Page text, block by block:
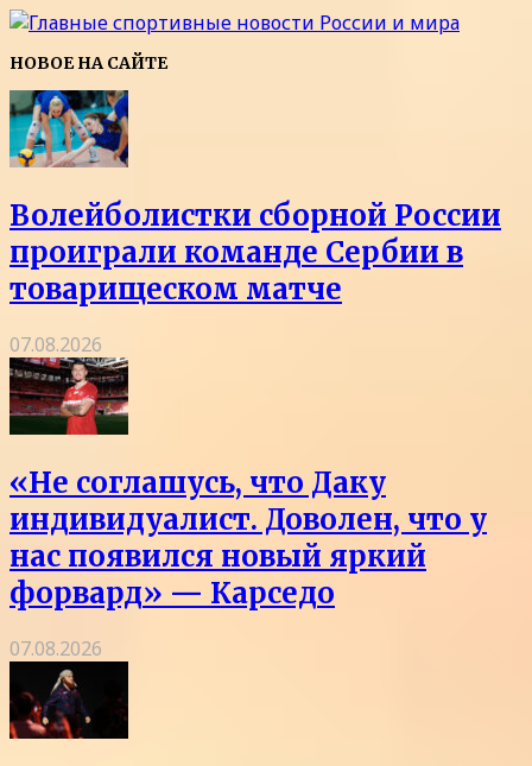
НОВОЕ НА САЙТЕ
Волейболистки сборной России
проиграли команде Сербии в
товарищеском матче
07.08.2026
«Не соглашусь, что Даку
индивидуалист. Доволен, что у
нас появился новый яркий
форвард» — Карседо
07.08.2026